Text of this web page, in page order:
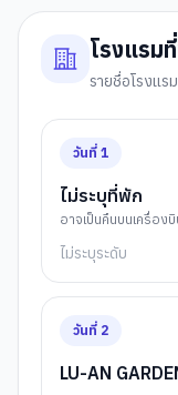
โรงแรม
รายชื่อโรงแร
วันที่ 1
ไม่ระบุที่พัก
อาจเป็นคืนบนเครื่อง
ไม่ระบุระดับ
วันที่ 2
LU-AN